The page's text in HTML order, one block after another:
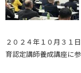
２０２４年１０月３１
育認定講師養成講座に参